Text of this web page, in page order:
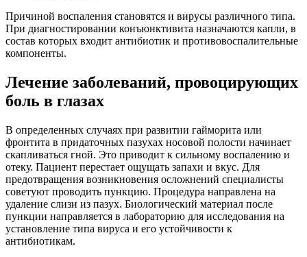
Причиной воспаления становятся и вирусы различного типа.
При диагностировании конъюнктивита назначаются капли, в
состав которых входит антибиотик и противовоспалительные
компоненты.
Лечение заболеваний, провоцирующих
боль в глазах
В определенных случаях при развитии гайморита или
фронтита в придаточных пазухах носовой полости начинает
скапливаться гной. Это приводит к сильному воспалению и
отеку. Пациент перестает ощущать запахи и вкус. Для
предотвращения возникновения осложнений специалисты
советуют проводить пункцию. Процедура направлена на
удаление слизи из пазух. Биологический материал после
пункции направляется в лабораторию для исследования на
установление типа вируса и его устойчивости к
антибиотикам.